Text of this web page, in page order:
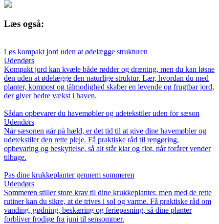
Læs også:
Løs kompakt jord uden at ødelægge strukturen
Udendørs
Kompakt jord kan kvæle både rødder og dræning, men du kan løsne
den uden at ødelægge den naturlige struktur. Lær, hvordan du med
planter, kompost og tålmodighed skaber en levende og frugtbar jord,
der giver bedre vækst i haven.
Sådan opbevarer du havemøbler og udetekstiler uden for sæson
Udendørs
Når sæsonen går på hæld, er det tid til at give dine havemøbler og
udetekstiler den rette pleje. Få praktiske råd til rengøring,
opbevaring og beskyttelse, så alt står klar og flot, når foråret vender
tilbage.
Pas dine krukkeplanter gennem sommeren
Udendørs
Sommeren stiller store krav til dine krukkeplanter, men med de rette
rutiner kan du sikre, at de trives i sol og varme. Få praktiske råd om
vanding, gødning, beskæring og feriepasning, så dine planter
forbliver frodige fra juni til sensommer.